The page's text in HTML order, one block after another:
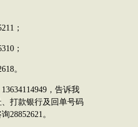
；
；
。
，告诉我
打款银行及回单号码
28852621。